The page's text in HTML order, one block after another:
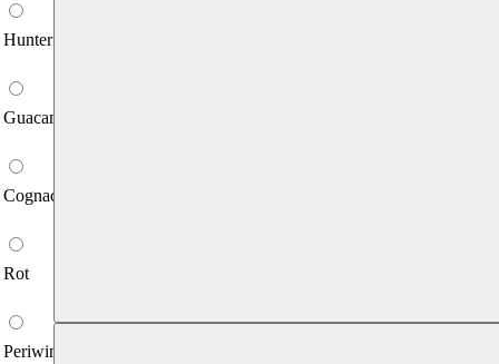
Hunter Grün
Guacamole
Cognac
Rot
Periwinkle